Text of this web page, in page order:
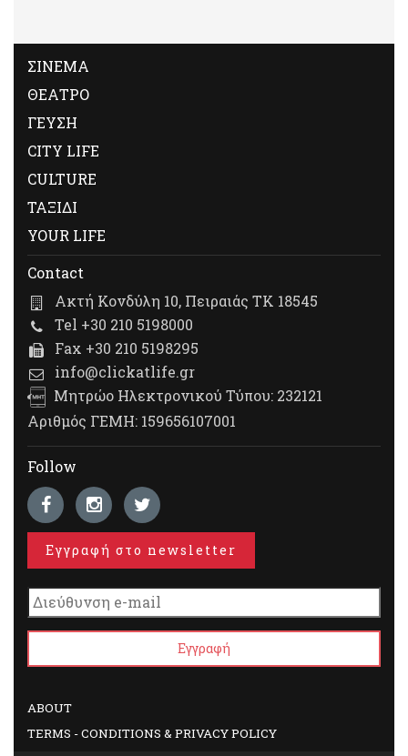
ΣΙΝΕΜΑ
ΘΕΑΤΡΟ
ΓΕΥΣΗ
CITY LIFE
CULTURE
ΤΑΞΙΔΙ
YOUR LIFE
Contact
Ακτή Κονδύλη 10, Πειραιάς ΤΚ 18545
Tel +30 210 5198000
Fax +30 210 5198295
info@clickatlife.gr
Μητρώο Ηλεκτρονικού Τύπου: 232121
Αριθμός ΓΕΜΗ: 159656107001
Follow
Εγγραφή στο newsletter
ABOUT
TERMS - CONDITIONS & PRIVACY POLICY